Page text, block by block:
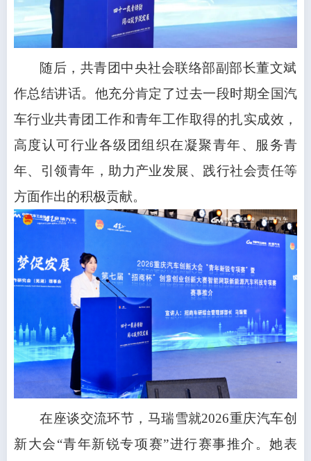
随后，共青团中央社会联络部副部长董文斌
作总结讲话。他充分肯定了过去一段时期全国汽
车行业共青团工作和青年工作取得的扎实成效，
高度认可行业各级团组织在凝聚青年、服务青
年、引领青年，助力产业发展、践行社会责任等
方面作出的积极贡献。
在座谈交流环节，马瑞雪就2026重庆汽车创
新大会“青年新锐专项赛”进行赛事推介。她表